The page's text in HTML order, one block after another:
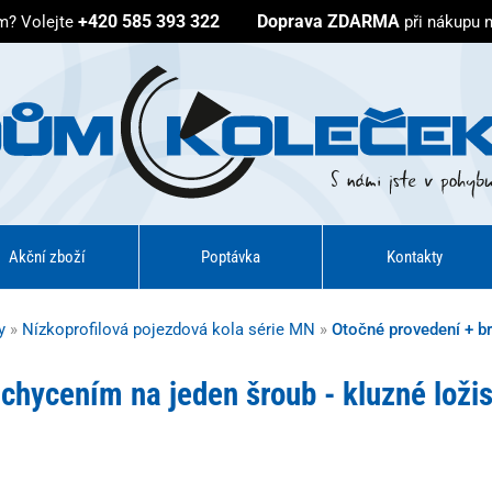
Volejte +420 585 393 322 Doprava ZDARMA při nákupu
Akční zboží Poptávka Kontakty
» Nízkoprofilová pojezdová kola série MN » Otočné provedení +
na jeden šroub - kluzné